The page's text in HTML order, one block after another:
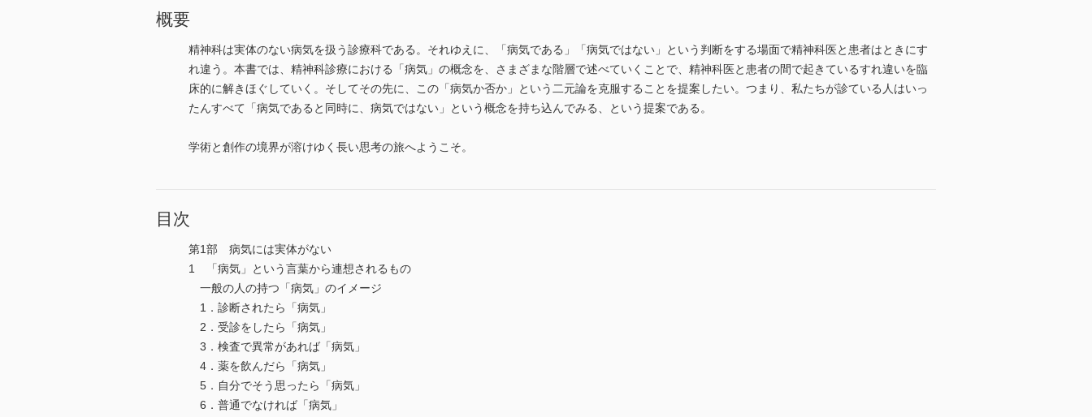
概要
精神科は実体のない病気を扱う診療科である。それゆえに、「病気である」「病気ではない」という判断をする場面で精神科医と患者はときにす
れ違う。本書では、精神科診療における「病気」の概念を、さまざまな階層で述べていくことで、精神科医と患者の間で起きているすれ違いを臨
床的に解きほぐしていく。そしてその先に、この「病気か否か」という二元論を克服することを提案したい。つまり、私たちが診ている人はいっ
たんすべて「病気であると同時に、病気ではない」という概念を持ち込んでみる、という提案である。
学術と創作の境界が溶けゆく長い思考の旅へようこそ。
目次
第1部 病気には実体がない
1 「病気」という言葉から連想されるもの
一般の人の持つ「病気」のイメージ
1．診断されたら「病気」
2．受診をしたら「病気」
3．検査で異常があれば「病気」
4．薬を飲んだら「病気」
5．自分でそう思ったら「病気」
6．普通でなければ「病気」